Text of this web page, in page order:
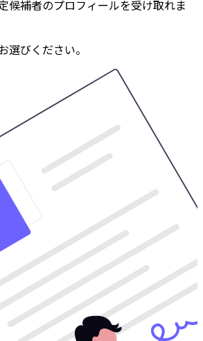
候補者のプロフィールを受け取れま
選びください。